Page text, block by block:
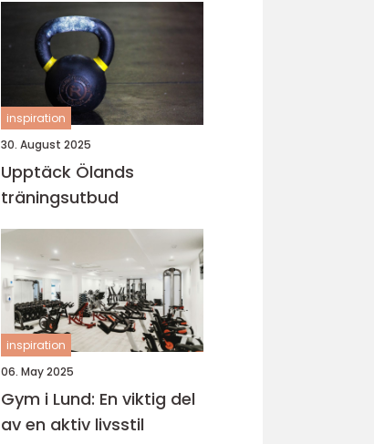
inspiration
30. August 2025
Upptäck Ölands
träningsutbud
inspiration
06. May 2025
Gym i Lund: En viktig del
av en aktiv livsstil